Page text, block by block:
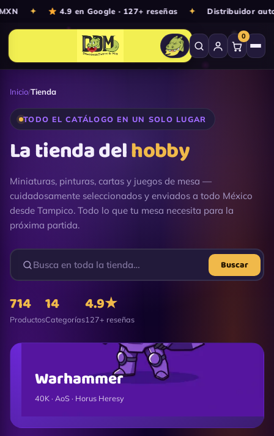
✦ 4.9 en Google · 127+ reseñas ✦ Distribuidor
0
Ir
contenido
Inicio/Tienda
TODO EL CATÁLOGO EN UN SOLO LUGAR
La tienda delhobby
Miniaturas, pinturas, cartas y juegos de mesa —
cuidadosamente seleccionados y enviados a todo México
desde Tampico. Todo lo que tu mesa necesita para la
próxima partida.
Buscar
714
Productos
14
Categorías
4.9★
127+ reseñas
Warhammer
40K · AoS · Horus Heresy